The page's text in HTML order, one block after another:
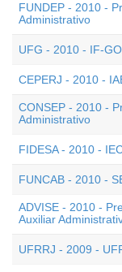
FUNDEP - 2010 -
Administrativo
UFG - 2010 - IF-
CEPERJ - 2010 -
CONSEP - 2010 -
Administrativo
FIDESA - 2010 -
FUNCAB - 2010 -
ADVISE - 2010 -
Auxiliar
UFRRJ - 2009 -